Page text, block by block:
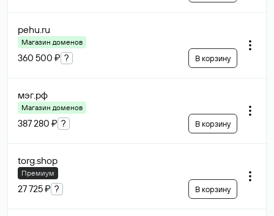
pehu.ru
Магазин доменов
360 500 ₽ ? В корзину
мэг.рф
Магазин доменов
387 280 ₽ ? В корзину
torg.shop
Премиум
27 725 ₽ ? В корзину